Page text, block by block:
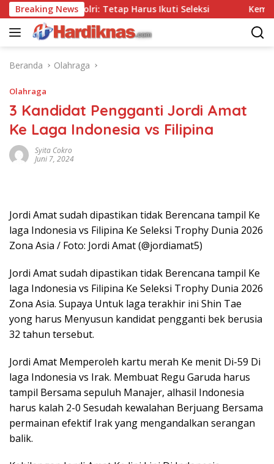
Langsung
ke
konten
Breaking News
Tes, Polri: Tetap Harus Ikuti Seleksi Kemenpar
Beranda Olahraga
Olahraga
3 Kandidat Pengganti Jordi Amat
Ke Laga Indonesia vs Filipina
Syita Cokro
Juni 7, 2024
Jordi Amat sudah dipastikan tidak Berencana tampil Ke
laga Indonesia vs Filipina Ke Seleksi Trophy Dunia 2026
Zona Asia / Foto: Jordi Amat (@jordiamat5)
Jordi Amat sudah dipastikan tidak Berencana tampil Ke
laga Indonesia vs Filipina Ke Seleksi Trophy Dunia 2026
Zona Asia. Supaya Untuk laga terakhir ini Shin Tae
yong harus Menyusun kandidat pengganti bek berusia
32 tahun tersebut.
Jordi Amat Memperoleh kartu merah Ke menit Di-59 Di
laga Indonesia vs Irak. Membuat Regu Garuda harus
tampil Bersama sepuluh Manajer, alhasil Indonesia
harus kalah 2-0 Sesudah kewalahan Berjuang Bersama
permainan efektif Irak yang mengandalkan serangan
balik.